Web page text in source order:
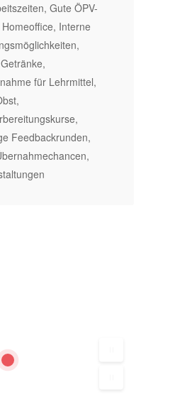
Gute ÖPV-
Interne
für Lehrmittel,
Feedbackrunden,